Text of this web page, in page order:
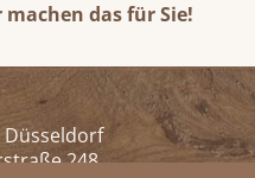
das für Sie!
248